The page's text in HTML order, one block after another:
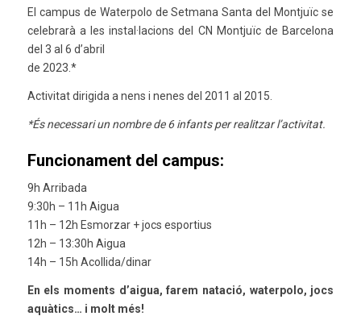
El campus de Waterpolo de Setmana Santa del Montjuïc se
celebrarà a les instal·lacions del CN Montjuïc de Barcelona
del 3 al 6 d’abril
de 2023.*
Activitat dirigida a nens i nenes del 2011 al 2015.
*És necessari un nombre de 6 infants per realitzar l’activitat.
Funcionament del campus:
9h Arribada
9:30h – 11h Aigua
11h – 12h Esmorzar + jocs esportius
12h – 13:30h Aigua
14h – 15h Acollida/dinar
En els moments d’aigua, farem natació, waterpolo, jocs
aquàtics… i molt més!